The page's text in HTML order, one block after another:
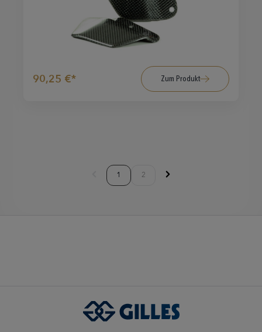
90,25 €* Zum Produkt
1 2